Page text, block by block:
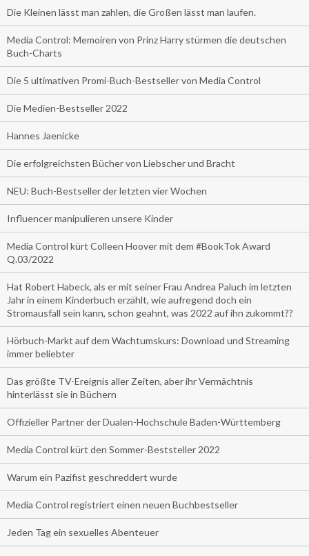
Die Kleinen lässt man zahlen, die Großen lässt man laufen.
Media Control: Memoiren von Prinz Harry stürmen die deutschen
Buch-Charts
Die 5 ultimativen Promi-Buch-Bestseller von Media Control
Die Medien-Bestseller 2022
Hannes Jaenicke
Die erfolgreichsten Bücher von Liebscher und Bracht
NEU: Buch-Bestseller der letzten vier Wochen
Influencer manipulieren unsere Kinder
Media Control kürt Colleen Hoover mit dem #BookTok Award
Q.03/2022
Hat Robert Habeck, als er mit seiner Frau Andrea Paluch im letzten
Jahr in einem Kinderbuch erzählt, wie aufregend doch ein
Stromausfall sein kann, schon geahnt, was 2022 auf ihn zukommt??
Hörbuch-Markt auf dem Wachtumskurs: Download und Streaming
immer beliebter
Das größte TV-Ereignis aller Zeiten, aber ihr Vermächtnis
hinterlässt sie in Büchern
Offizieller Partner der Dualen-Hochschule Baden-Württemberg
Media Control kürt den Sommer-Beststeller 2022
Warum ein Pazifist geschreddert wurde
Media Control registriert einen neuen Buchbestseller
Jeden Tag ein sexuelles Abenteuer